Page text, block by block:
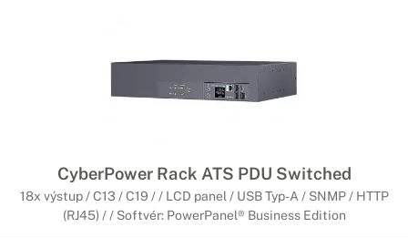
CyberPower Rack ATS PDU Switched
18x výstup / C13 / C19 / / LCD panel / USB Typ-A / SNMP / HTTP
(RJ45) / / Softvér: PowerPanel® Business Edition